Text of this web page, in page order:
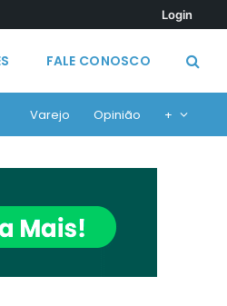
Login
FALE CONOSCO
Varejo Opinião +